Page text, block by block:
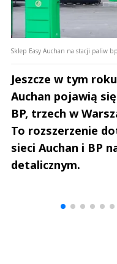
Sklep Easy Auchan na stacji paliw
Jeszcze w tym
Auchan pojawią
BP, trzech w
To rozszerzenie
sieci Auchan i BP
detalicznym.